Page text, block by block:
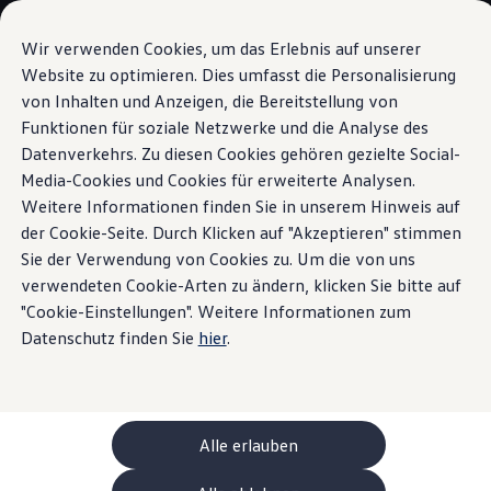
Wir verwenden Cookies, um das Erlebnis auf unserer
Website zu optimieren. Dies umfasst die Personalisierung
von Inhalten und Anzeigen, die Bereitstellung von
Funktionen für soziale Netzwerke und die Analyse des
Datenverkehrs. Zu diesen Cookies gehören gezielte Social-
Media-Cookies und Cookies für erweiterte Analysen.
Weitere Informationen finden Sie in unserem Hinweis auf
der Cookie-Seite. Durch Klicken auf "Akzeptieren" stimmen
Sie der Verwendung von Cookies zu. Um die von uns
verwendeten Cookie-Arten zu ändern, klicken Sie bitte auf
"Cookie-Einstellungen". Weitere Informationen zum
Datenschutz finden Sie hier.
Alle erlauben
Passer
au
contenu
principal
Sauter
au
pied
de
page
Votre configuration
Modèles spéciaux UNITED
Conseil et achat
Offres actuelles
Clients professionnels et gestion de flotte
Véhicules en stock
Occasions
Financement
Calculateur de leasing
Électromobilité
Coûts et financement
Recharge et autonomie
Recharger à domicile
Recharger en déplacement
Simulateur de temps de recharge
Simulateur d’autonomie
ChargeOn
Technologie et batterie
Siège avec fonction massage
Une assise plus
confortablepour des
voyages plus détendus